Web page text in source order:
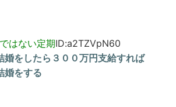
はない定期ID:a2TZVpN60
婚をしたら３００万円支給すれば
婚をする